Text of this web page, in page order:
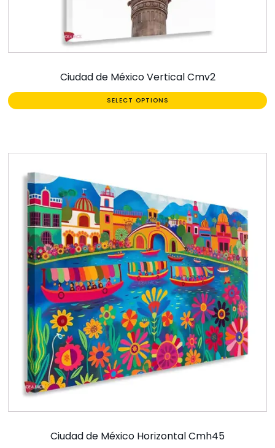
Ciudad de México Vertical Cmv2
SELECT OPTIONS
Ciudad de México Horizontal Cmh45